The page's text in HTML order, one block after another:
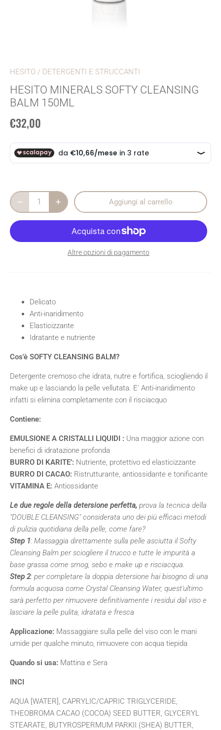
HESITO / DETERGENTI E STRUCCANTI
HESITO MINERALS SOFTY CLEANSING
BALM 150ML
€32,00
Aggiungi al carrello
Altre opzioni di pagamento
Delicato
Anti-inaridimento
Elasticizzante
Idratante e nutriente
Cos'è SOFTY CLEANSING BALM?
Detergente cremoso che idrata, nutre e fortifica, sciogliendo il
make up e lasciando la pelle vellutata. E' Anti-inaridimento
infatti si elimina completamente con il risciacquo
Contiene:
EMULSIONE A CRISTALLI LIQUIDI : Una maggior azione con
benefici di idratazione profonda
BURRO DI KARITE’: Nutriente, protettivo ed elasticizzante
BURRO DI CACAO: Ristrutturante, antiossidante e tonificante
VITAMINA E: Antiossidante
Le due regole della detersione perfetta, prova la tecnica della
"DOUBLE CLEANSING" considerata uno dei più efficaci metodi
di pulizia quotidiana della pelle, come fare?
Step 1: Massaggia direttamente sulla pelle asciutta il Softy
Cleansing Balm per sciogliere il trucco e tutte le impurità a
base grassa come smog, sebo e make up e risciacqua.
Step 2: per completare la doppia detersione hai bisogno di una
formula acquosa come Crystal Cleansing Water, quest'ultimo
sarà perfetto per rimuovere definitivamente i residui dal viso e
lasciare la pelle pulita, idratata e fresca
Applicazione: Massaggiare sulla pelle del viso con le mani
umide per qualche minuto, rimuovere con acqua tiepida
Quando si usa: Mattina e Sera
INCI
AQUA [WATER], CAPRYLIC/CAPRIC TRIGLYCERIDE,
THEOBROMA CACAO (COCOA) SEED BUTTER, GLYCERYL
STEARATE, BUTYROSPERMUM PARKII (SHEA) BUTTER,